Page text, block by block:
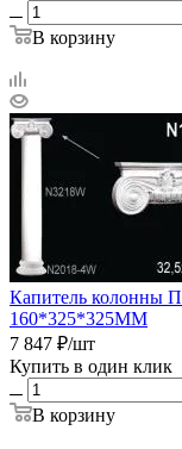
В корзину
Капитель колонны
160*325*325ММ
7 847 ₽/шт
Купить в один клик
В корзину